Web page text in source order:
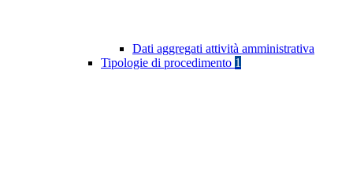
Dati aggregati attività amministrativa
Tipologie di procedimento 1